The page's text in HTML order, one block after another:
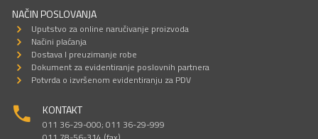
NAČIN POSLOVANJA
Uputstvo za online naručivanje proizvoda
Načini plaćanja
Dostava I preuzimanje robe
Dokument za evidentiranje poslovnih partnera
Potvrda o izvršenom evidentiranju za PDV
KONTAKT
011 36-29-000; 011 36-29-999